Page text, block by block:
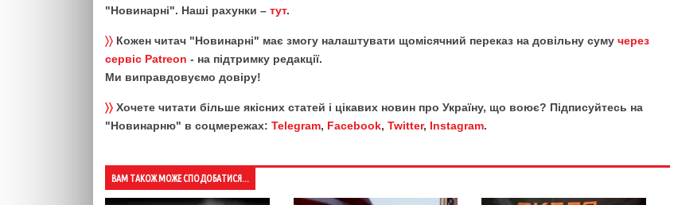
"Новинарні". Наші рахунки – тут.
〉〉 Кожен читач "Новинарні" має змогу налаштувати щомісячний переказ на довільну суму через
сервіс Patreon - на підтримку редакції.
Ми виправдовуємо довіру!
〉〉 Хочете читати більше якісних статей і цікавих новин про Україну, що воює? Підписуйтесь на
"Новинарню" в соцмережах: Telegram, Facebook, Twitter, Instagram.
ВАМ ТАКОЖ МОЖЕ СПОДОБАТИСЯ...